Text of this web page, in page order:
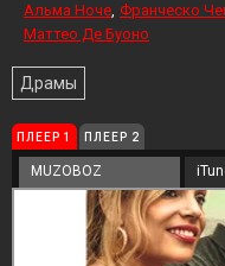
Альма Ноче Франческо
Маттео Де Буоно
Драмы
ПЛЕЕР 1 ПЛЕЕР 2
MUZOBOZ